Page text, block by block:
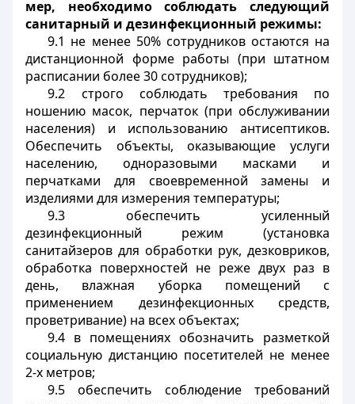
мер, необходимо соблюдать следующий
санитарный и дезинфекционный режимы:
9.1 не менее 50% сотрудников остаются на
дистанционной форме работы (при штатном
расписании более 30 сотрудников);
9.2 строго соблюдать требования по
ношению масок, перчаток (при обслуживании
населения) и использованию антисептиков.
Обеспечить объекты, оказывающие услуги
населению, одноразовыми масками и
перчатками для своевременной замены и
изделиями для измерения температуры;
9.3 обеспечить усиленный
дезинфекционный режим (установка
санитайзеров для обработки рук, дезковриков,
обработка поверхностей не реже двух раз в
день, влажная уборка помещений с
применением дезинфекционных средств,
проветривание) на всех объектах;
9.4 в помещениях обозначить разметкой
социальную дистанцию посетителей не менее
2-х метров;
9.5 обеспечить соблюдение требований